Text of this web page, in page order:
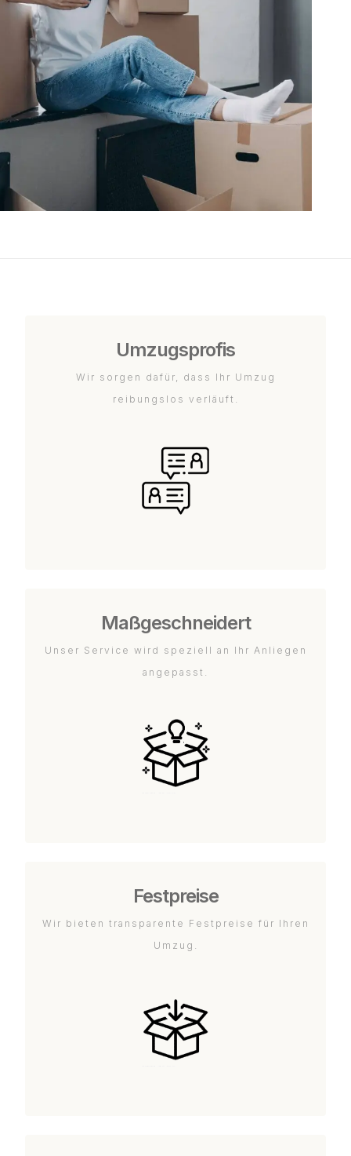
Umzugsprofis
Wir sorgen dafür, dass Ihr Umzug
reibungslos verläuft.
Maßgeschneidert
Unser Service wird speziell an Ihr Anliegen
angepasst.
Festpreise
Wir bieten transparente Festpreise für Ihren
Umzug.